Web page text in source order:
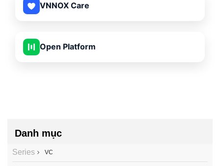
VNNOX Care
Open Platform
Danh mục
VC
Series